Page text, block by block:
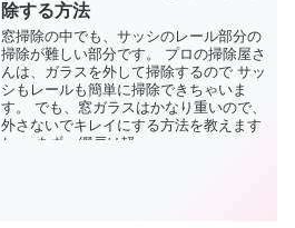
除する方法
窓掃除の中でも、サッシのレール部分の
掃除が難しい部分です。 プロの掃除屋さ
んは、ガラスを外して掃除するので サッ
シもレールも簡単に掃除できちゃいま
す。 でも、窓ガラスはかなり重いので、
外さないでキレイにする方法を教えます
ね。 まず、網戸は軽...